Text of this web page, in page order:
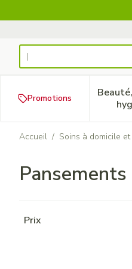
Rechercher
Promotions
Accueil / Soins à domicile
Prix